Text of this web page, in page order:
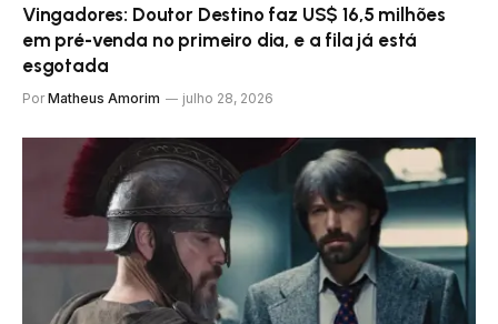
Vingadores: Doutor Destino faz US$ 16,5 milhões
em pré-venda no primeiro dia, e a fila já está
esgotada
Por Matheus Amorim julho 28, 2026